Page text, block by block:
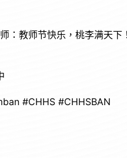
：教师节快乐，桃李满天下！
#CHHS #CHHSBAN